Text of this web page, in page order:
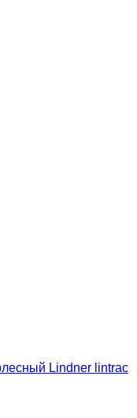
Lindner lintrac